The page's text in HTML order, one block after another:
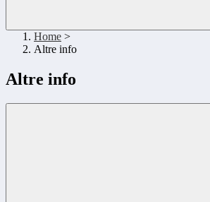
Home >
Altre info
Altre info